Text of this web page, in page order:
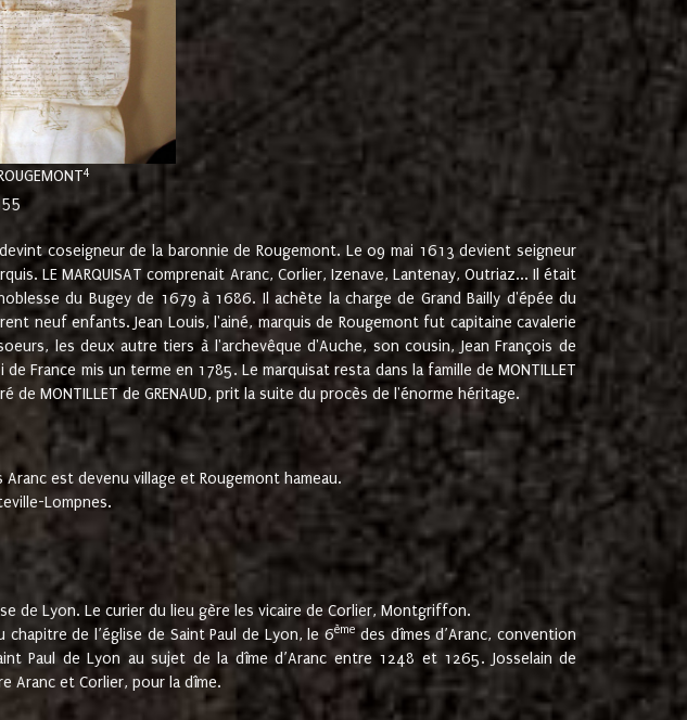
4
coseigneur de la baronnie de Rougemont. Le 09 mai 1613 devient seigneur
LE MARQUISAT comprenait Aranc, Corlier, Izenave, Lantenay, Outriaz... Il était
du Bugey de 1679 à 1686. Il achète la charge de Grand Bailly d'épée du
neuf enfants. Jean Louis, l'ainé, marquis de Rougemont fut capitaine cavalerie
les deux autre tiers à l'archevêque d'Auche, son cousin, Jean François de
France mis un terme en 1785. Le marquisat resta dans la famille de MONTILLET
MONTILLET de GRENAUD, prit la suite du procès de l'énorme héritage.
est devenu village et Rougemont hameau.
Lompnes.
de Lyon. Le curier du lieu gère les vicaire de Corlier, Montgriffon.
chapitre de l’église de Saint Paul de Lyon, le 6ème des dîmes d’Aranc, convention
Paul de Lyon au sujet de la dîme d’Aranc entre 1248 et 1265. Josselain de
Aranc et Corlier, pour la dîme.